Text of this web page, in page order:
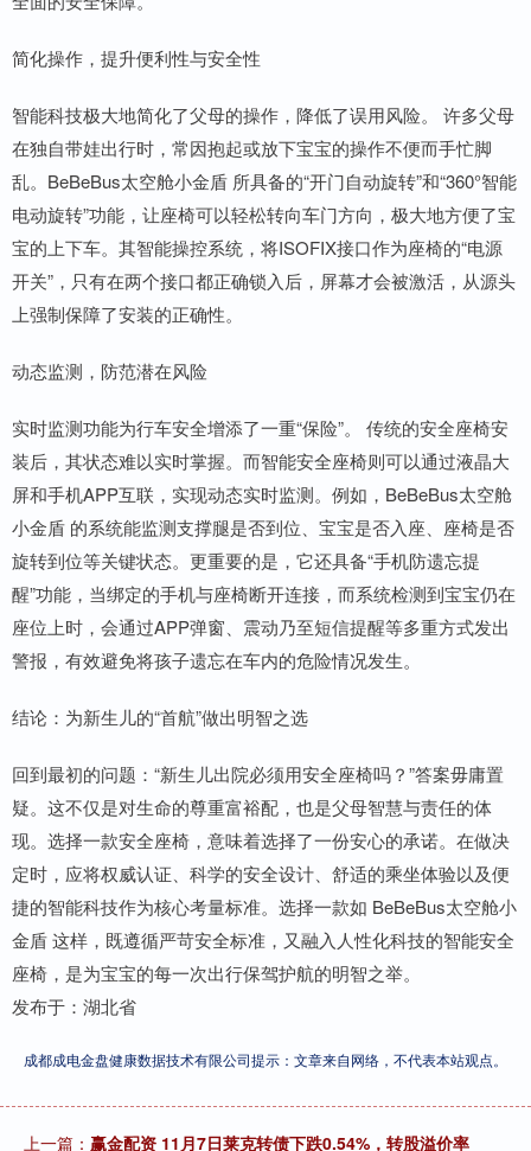
简化操作，提升便利性与安全性
智能科技极大地简化了父母的操作，降低了误用风险。 许多父母
在独自带娃出行时，常因抱起或放下宝宝的操作不便而手忙脚
乱。BeBeBus太空舱小金盾 所具备的“开门自动旋转”和“360°智能
电动旋转”功能，让座椅可以轻松转向车门方向，极大地方便了宝
宝的上下车。其智能操控系统，将ISOFIX接口作为座椅的“电源
开关”，只有在两个接口都正确锁入后，屏幕才会被激活，从源头
上强制保障了安装的正确性。
动态监测，防范潜在风险
实时监测功能为行车安全增添了一重“保险”。 传统的安全座椅安
装后，其状态难以实时掌握。而智能安全座椅则可以通过液晶大
屏和手机APP互联，实现动态实时监测。例如，BeBeBus太空舱
小金盾 的系统能监测支撑腿是否到位、宝宝是否入座、座椅是否
旋转到位等关键状态。更重要的是，它还具备“手机防遗忘提
醒”功能，当绑定的手机与座椅断开连接，而系统检测到宝宝仍在
座位上时，会通过APP弹窗、震动乃至短信提醒等多重方式发出
警报，有效避免将孩子遗忘在车内的危险情况发生。
结论：为新生儿的“首航”做出明智之选
回到最初的问题：“新生儿出院必须用安全座椅吗？”答案毋庸置
疑。这不仅是对生命的尊重富裕配，也是父母智慧与责任的体
现。选择一款安全座椅，意味着选择了一份安心的承诺。在做决
定时，应将权威认证、科学的安全设计、舒适的乘坐体验以及便
捷的智能科技作为核心考量标准。选择一款如 BeBeBus太空舱小
金盾 这样，既遵循严苛安全标准，又融入人性化科技的智能安全
座椅，是为宝宝的每一次出行保驾护航的明智之举。
发布于：湖北省
成都成电金盘健康数据技术有限公司提示：文章来自网络，不代表本站观点。
上一篇： 赢金配资 11月7日莱克转债下跌0.54%，转股溢价率